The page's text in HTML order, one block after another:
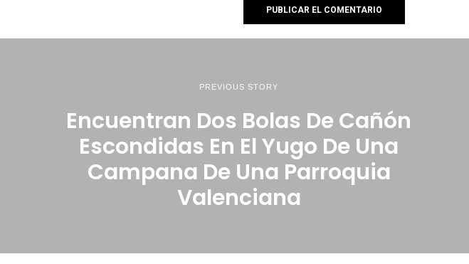
PREVIOUS STORY
Encuentran Dos Bolas De Cañón
Escondidas En El Yugo De Una
Campana De Una Parroquia
Valenciana